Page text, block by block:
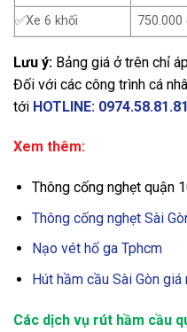
✅Xe 6 khối
Lưu ý: Bảng giá ở trên chỉ
Đối với các công trình cá
tới HOTLINE: 0974.58.81.81
Xem thêm:
Thông cống nghẹt quận
Thông cống nghẹt Sài
Nạo vét hố ga Tphcm
Hút hầm cầu Sài Gòn
Các dịch vụ rút hầm cầu